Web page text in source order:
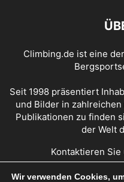
Climbing.de ist eine
Seit 1998 präsentiert
und Bilder in
Publikationen zu finden
der Welt
Kontaktieren Sie
Wir verwenden Cookies,